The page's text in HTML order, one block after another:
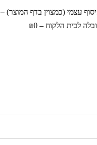
עצמי (כמצוין בדף המוצר) – ₪0
לבית הלקוח – ₪0